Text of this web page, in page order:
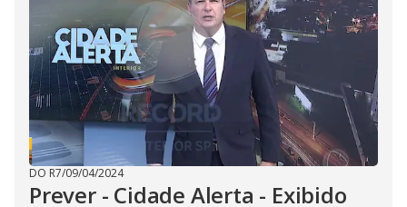
i
d
e
o
DO R7/09/04/2024
Prever - Cidade Alerta - Exibido